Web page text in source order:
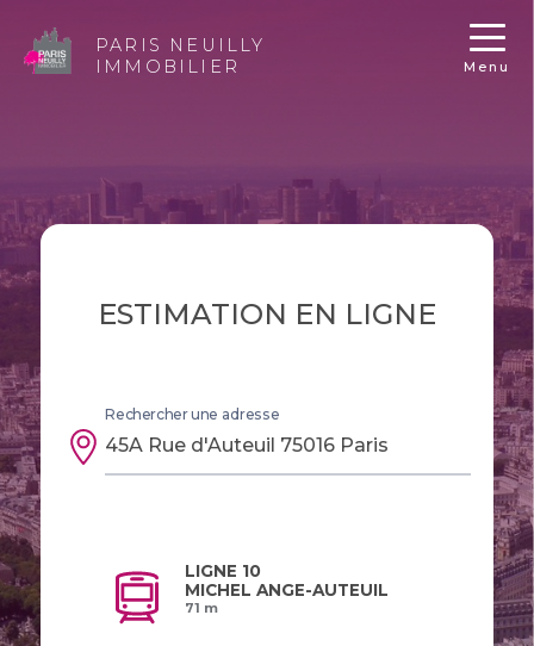
PARIS NEUILLY
IMMOBILIER
Menu
ESTIMATION EN LIGNE
Rechercher une adresse
LIGNE 10
MICHEL ANGE-AUTEUIL
71 m